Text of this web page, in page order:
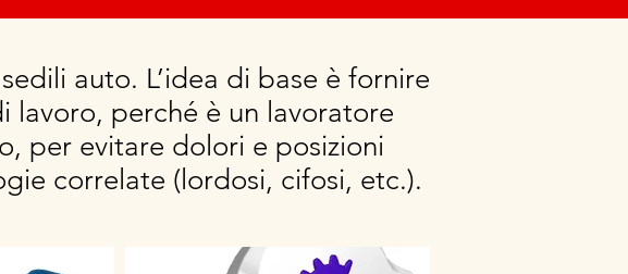
auto. L’idea di base è fornire
lavoro, perché è un lavoratore
per evitare dolori e posizioni
correlate (lordosi, cifosi, etc.).